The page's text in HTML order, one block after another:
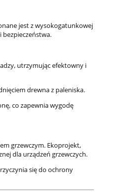
jest z wysokogatunkowej
bezpieczeństwa.
utrzymując efektowny i
drewna z paleniska.
co zapewnia wygodę
grzewczym. Ekoprojekt,
dla urządzeń grzewczych.
się do ochrony